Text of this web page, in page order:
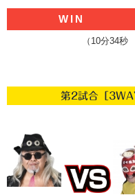
WIN
（10分34秒
第2試合［